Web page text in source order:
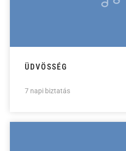
ÜDVÖSSÉG
7 napi biztatás